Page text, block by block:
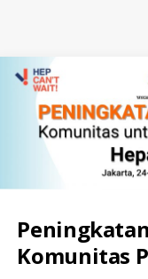
Categories
A
L
L
-Komunitas